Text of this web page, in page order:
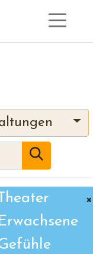
Theater
×